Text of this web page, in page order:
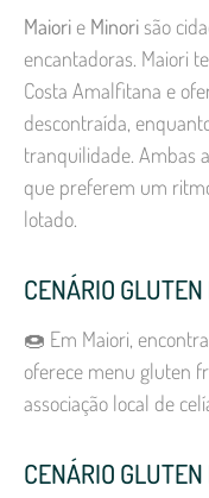
Maiori e Minori são
encantadoras. Maiori
Costa Amalfitana e
descontraída,
tranquilidade. Ambas
que preferem um
lotado.
CENÁRIO
🍩 Em Maiori,
oferece menu gluten
associação local de
CENÁRIO